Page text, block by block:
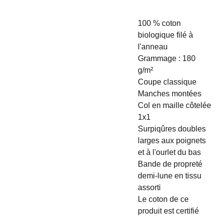
100 % coton
biologique filé à
l'anneau
Grammage : 180
g/m²
Coupe classique
Manches montées
Col en maille côtelée
1x1
Surpiqûres doubles
larges aux poignets
et à l'ourlet du bas
Bande de propreté
demi-lune en tissu
assorti
Le coton de ce
produit est certifié